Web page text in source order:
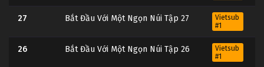
27 Bắt Đầu Với Một Ngọn Núi Tập 27
Vietsub
#1
26 Bắt Đầu Với Một Ngọn Núi Tập 26
Vietsub
#1